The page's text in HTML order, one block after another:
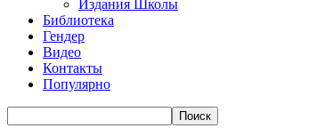
Издания Школы
Библиотека
Гендер
Видео
Контакты
Популярно